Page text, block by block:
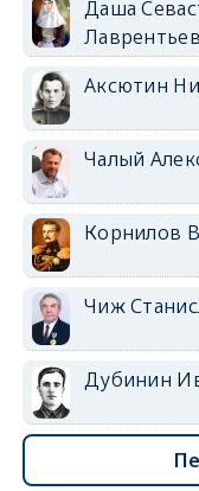
Даша
Аксютин
Чалый
Корнилов
Чиж
Дубинин